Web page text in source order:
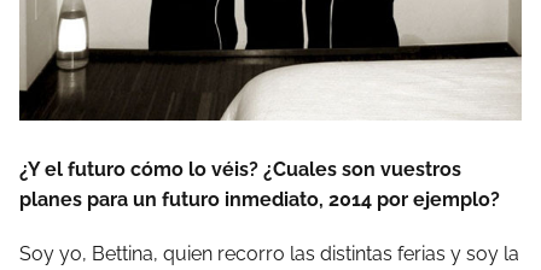
¿Y el futuro cómo lo véis? ¿Cuales son vuestros
planes para un futuro inmediato, 2014 por ejemplo?
Soy yo, Bettina, quien recorro las distintas ferias y soy la